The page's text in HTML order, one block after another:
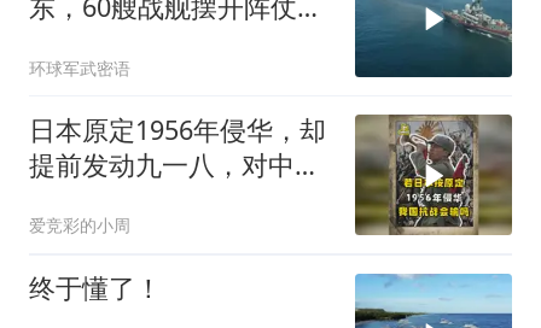
环球军武密语
日本原定1956年侵华，却
提前发动九一八，对中国
爱竞彩的小周
终于懂了！